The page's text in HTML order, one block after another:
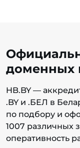
доменных
HB.BY —
.BY и .БЕЛ в
по подбору и
1007 различных
оперативность